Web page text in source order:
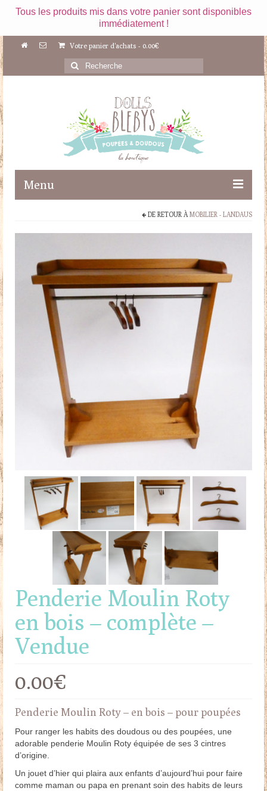
Tous les produits mis dans votre panier sont disponibles
immédiatement !
Votre panier d'achats - 0.00€
Rechercher
:
Menu
Poupées
Doudous
Mobilier & Accessoires
Contact
DE RETOUR À MOBILIER - LANDAUS
Penderie Moulin Roty
en bois – complète –
Vendue
0.00€
Penderie Moulin Roty – en bois – pour poupées
Pour ranger les habits des doudous ou des poupées, une
adorable penderie Moulin Roty équipée de ses 3 cintres
d’origine.
Un jouet d’hier qui plaira aux enfants d’aujourd’hui pour faire
comme maman ou papa en prenant soin des habits de leurs